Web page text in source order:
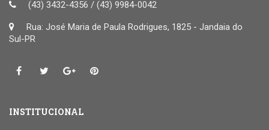
(43) 3432-4356 / (43) 9984-0042
Rua: José Maria de Paula Rodrigues, 1825 - Jandaia do
Sul-PR
INSTITUCIONAL